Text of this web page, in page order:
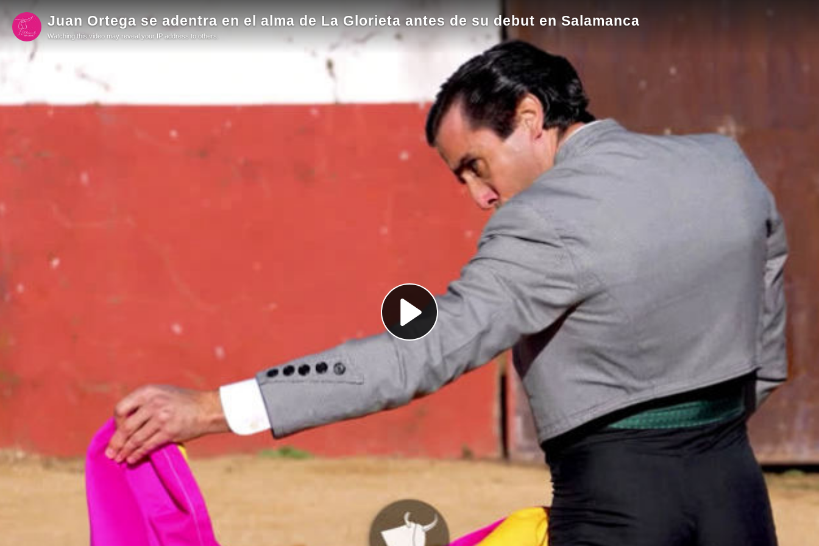
Play
Video
Juan Ortega se adentra en el alma de La Glorieta antes de su debut en Salamanca
Watching this video may reveal your IP address to others.